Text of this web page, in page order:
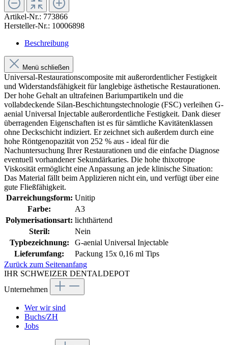
Artikel-Nr.: 773866
Hersteller-Nr.: 10006898
Beschreibung
Menü schließen
Universal-Restaurationscomposite mit außerordentlicher Festigkeit
und Widerstandsfähigkeit für langlebige ästhetische Restaurationen.
Der hohe Gehalt an ultrafeinen Bariumpartikeln und die
vollabdeckende Silan-Beschichtungstechnologie (FSC) verleihen G-
aenial Universal Injectable außerordentliche Festigkeit. Dank dieser
überragenden Eigenschaften ist es für sämtliche Kavitätenklassen
ohne Deckschicht indiziert. Er zeichnet sich außerdem durch eine
hohe Röntgenopazität von 252 % aus - ideal für die
Nachuntersuchung Ihrer Restaurationen und die einfache Diagnose
eventuell vorhandener Sekundärkaries. Die hohe thixotrope
Viskosität ermöglicht eine Anpassung an jede klinische Situation:
Das Material fällt beim Applizieren nicht ein, und verfügt über eine
gute Fließfähigkeit.
Darreichungsform: Unitip
Farbe:
A3
Polymerisationsart: lichthärtend
Steril:
Nein
Typbezeichnung:
G-aenial Universal Injectable
Lieferumfang:
Packung 15x 0,16 ml Tips
Zurück zum Seitenanfang
IHR SCHWEIZER DENTALDEPOT
Unternehmen
Wer wir sind
Buchs/ZH
Jobs